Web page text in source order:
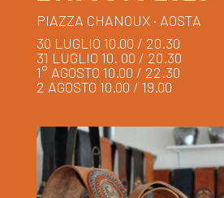
PIAZZA CHANOUX · AOSTA
30 LUGLIO 10.00 / 20.30
31 LUGLIO 10. 00 / 20.30
1° AGOSTO 10.00 / 22.30
2 AGOSTO 10.00 / 19.00